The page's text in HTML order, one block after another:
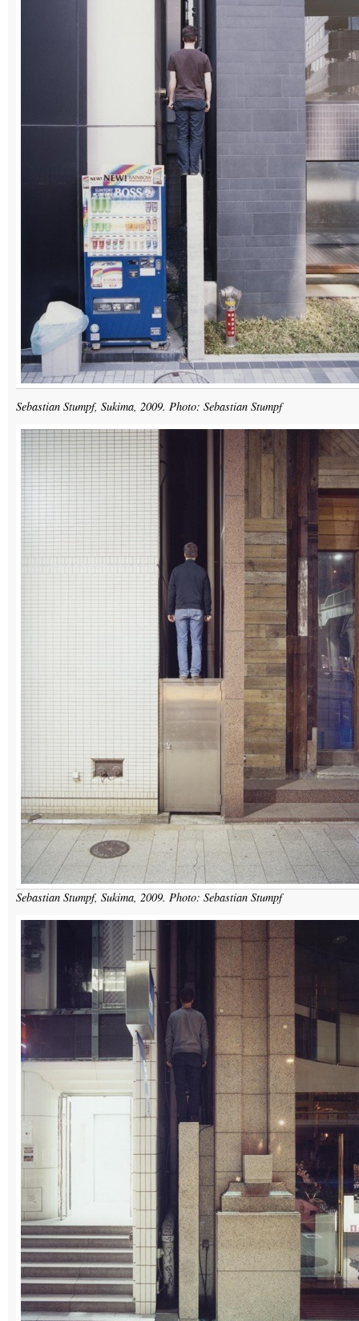
Sebastian Stumpf, Sukima, 2009. Photo: Sebastian Stumpf
Sebastian Stumpf, Sukima, 2009. Photo: Sebastian Stumpf